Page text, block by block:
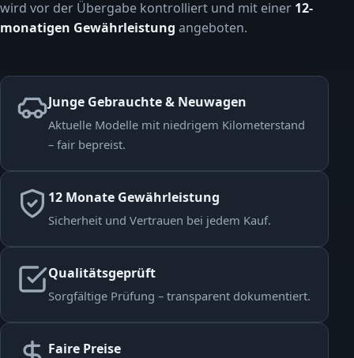
wird vor der Übergabe kontrolliert und mit einer 12-
monatigen Gewährleistung angeboten.
Junge Gebrauchte & Neuwagen
Aktuelle Modelle mit niedrigem Kilometerstand
– fair bepreist.
12 Monate Gewährleistung
Sicherheit und Vertrauen bei jedem Kauf.
Qualitätsgeprüft
Sorgfältige Prüfung – transparent dokumentiert.
Faire Preise